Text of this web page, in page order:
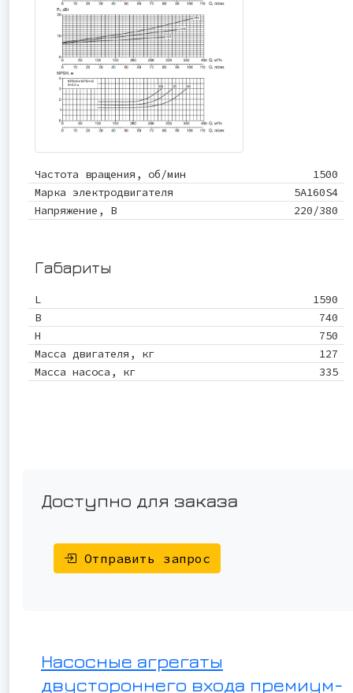
Частота вращения, об/мин
1500
Марка электродвигателя
5А160S4
Напряжение, В
220/380
Габариты
L
1590
B
740
Н
750
Масса двигателя, кг
127
Масса насоса, кг
335
Доступно для заказа
Отправить запрос
Насосные агрегаты
двустороннего входа премиум-